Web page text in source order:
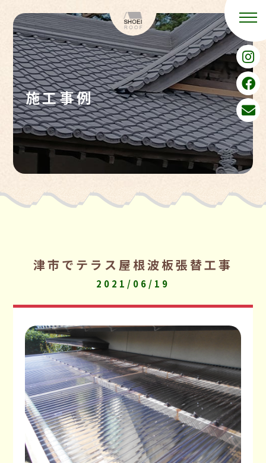
施工事例
津市でテラス屋根波板張替工事
2021/06/19